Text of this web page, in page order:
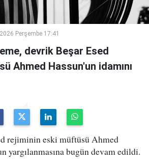
Perşembe 17:41
devrik Beşar Esed
Ahmed Hassun'un idamını
rejiminin eski müftüsü Ahmed
yargılanmasına bugün devam edildi.